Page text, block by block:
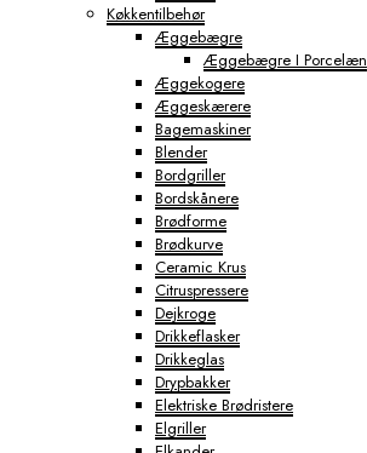
Køkkentilbehør
Æggebægre
Æggebægre I Porcelæn
Æggekogere
Æggeskærere
Bagemaskiner
Blender
Bordgriller
Bordskånere
Brødforme
Brødkurve
Ceramic Krus
Citruspressere
Dejkroge
Drikkeflasker
Drikkeglas
Drypbakker
Elektriske Brødristere
Elgriller